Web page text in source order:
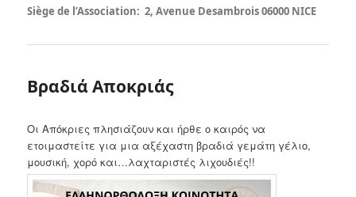
Siège de l’Association: 2, Avenue Desambrois 06000 NICE
Βραδιά Αποκριάς
Οι Απόκριες πλησιάζουν και ήρθε ο καιρός να
ετοιμαστείτε για μια αξέχαστη βραδιά γεμάτη γέλιο,
μουσική, χορό και…λαχταριστές λιχουδιές!!